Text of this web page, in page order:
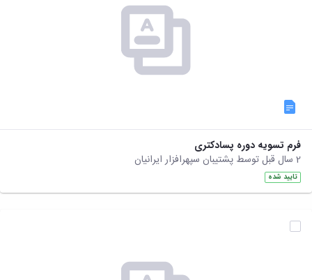
فرم تسویه دوره پسادکتری
تایید شده